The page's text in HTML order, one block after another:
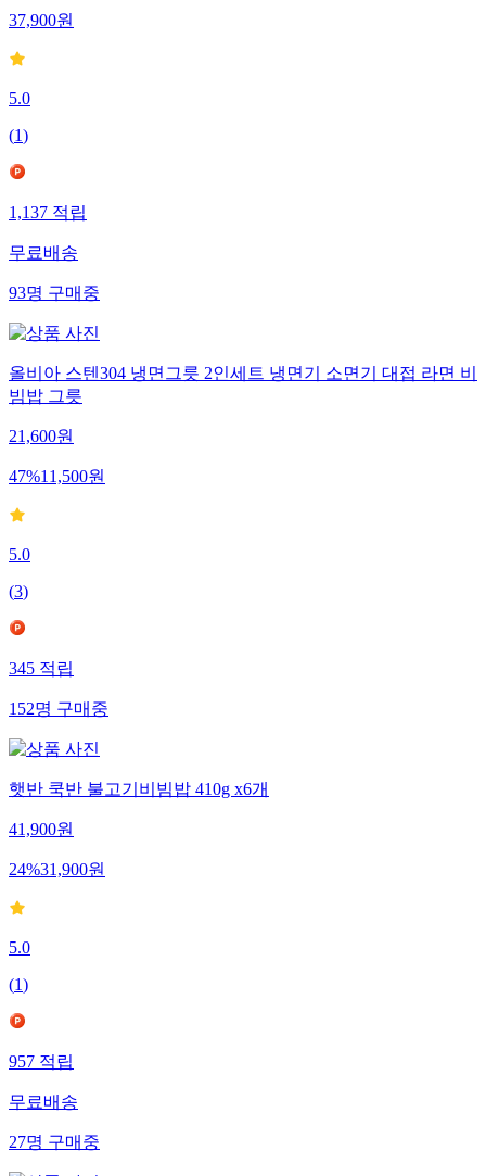
37,900원
5.0
(1)
1,137적립
무료배송
93명구매중
올비아 스텐304 냉면그릇 2인세트 냉면기 소면기 대접 라면 비
빔밥 그릇
21,600원
47%11,500원
5.0
(3)
345적립
152명구매중
햇반 쿡반 불고기비빔밥 410g x6개
41,900원
24%31,900원
5.0
(1)
957적립
무료배송
27명구매중